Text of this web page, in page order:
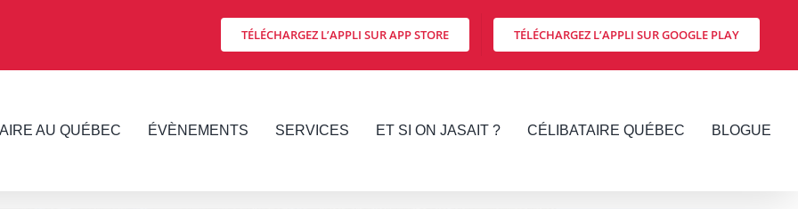
TÉLÉCHARGEZ L’APPLI SUR APP STORE TÉLÉCHARGEZ L’APPLI SUR GOOGLE PLAY
AU QUÉBEC ÉVÈNEMENTS SERVICES ET SI ON JASAIT ? CÉLIBATAIRE QUÉBEC BLOGUE